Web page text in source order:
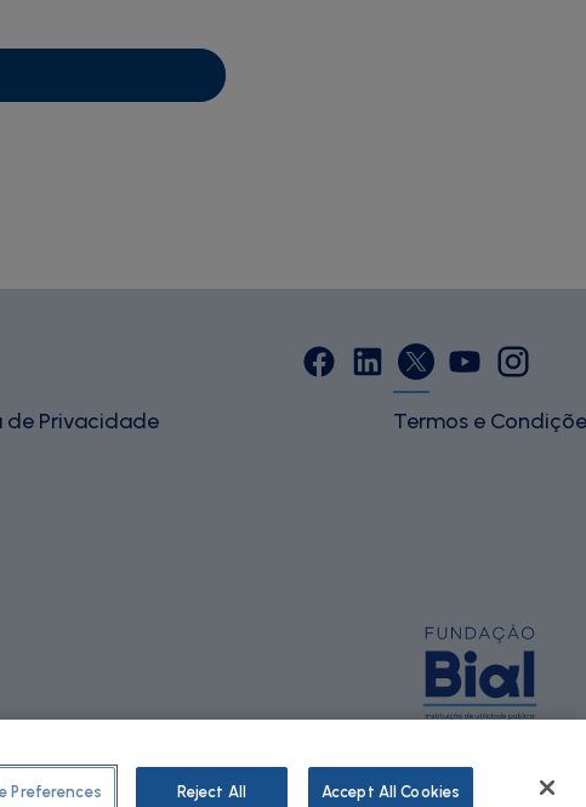
de Privacidade Termos e
Preferences Reject All Accept All Cookies